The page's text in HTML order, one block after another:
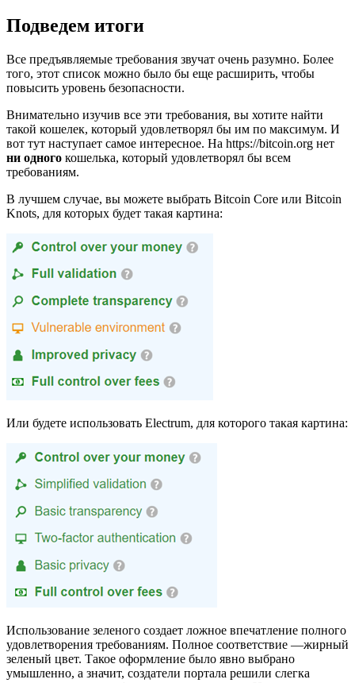
Подведем итоги
Все предъявляемые требования звучат очень разумно. Более
того, этот список можно было бы еще расширить, чтобы
повысить уровень безопасности.
Внимательно изучив все эти требования, вы хотите найти
такой кошелек, который удовлетворял бы им по максимум. И
вот тут наступает самое интересное. На https://bitcoin.org нет
ни одного кошелька, который удовлетворял бы всем
требованиям.
В лучшем случае, вы можете выбрать Bitcoin Core или Bitcoin
Knots, для которых будет такая картина:
Или будете использовать Electrum, для которого такая картина:
Использование зеленого создает ложное впечатление полного
удовлетворения требованиям. Полное соответствие —жирный
зеленый цвет. Такое оформление было явно выбрано
умышленно, а значит, создатели портала решили слегка